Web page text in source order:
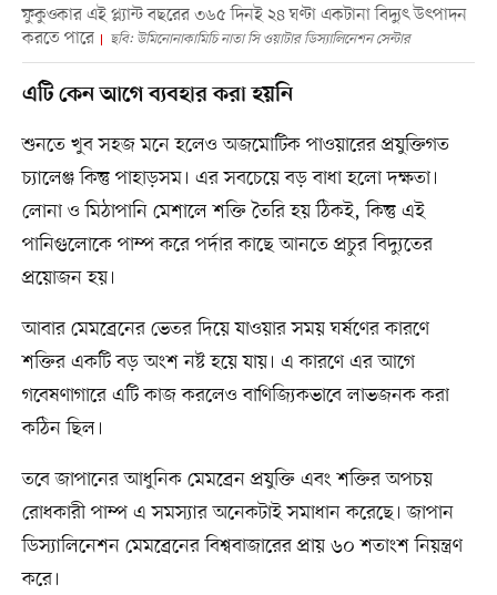
ফুকুওকার এই প্ল্যান্ট বছরের ৩৬৫ দিনই ২৪ ঘণ্টা একটানা বিদ্যুৎ উৎপাদন
করতে পারে
ছবি: উমিনোনাকামিচি নাতা সি ওয়াটার ডিস‍্যালিনেশন সেন্টার
এটি কেন আগে ব্যবহার করা হয়নি
শুনতে খুব সহজ মনে হলেও অজমোটিক পাওয়ারের প্রযুক্তিগত
চ্যালেঞ্জ কিন্তু পাহাড়সম। এর সবচেয়ে বড় বাধা হলো দক্ষতা।
লোনা ও মিঠাপানি মেশালে শক্তি তৈরি হয় ঠিকই, কিন্তু এই
পানিগুলোকে পাম্প করে পর্দার কাছে আনতে প্রচুর বিদ্যুতের
প্রয়োজন হয়।
আবার মেমব্রেনের ভেতর দিয়ে যাওয়ার সময় ঘর্ষণের কারণে
শক্তির একটি বড় অংশ নষ্ট হয়ে যায়। এ কারণে এর আগে
গবেষণাগারে এটি কাজ করলেও বাণিজ্যিকভাবে লাভজনক করা
কঠিন ছিল।
তবে জাপানের আধুনিক মেমব্রেন প্রযুক্তি এবং শক্তির অপচয়
রোধকারী পাম্প এ সমস্যার অনেকটাই সমাধান করেছে। জাপান
ডিস্যালিনেশন মেমব্রেনের বিশ্ববাজারের প্রায় ৬০ শতাংশ নিয়ন্ত্রণ
করে।